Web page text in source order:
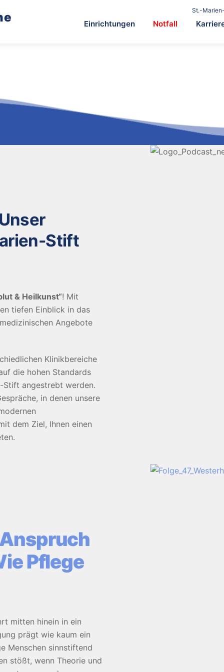
St.-
Einrichtungen Notfall
Stift
& Heilkunst“! Mit
tiefen Einblick in das
Angebote
Klinikbereiche
die hohen Standards
Stift angestrebt werden.
in denen unsere
dem Ziel, Ihnen einen
Pflege
mitten hinein in ein
prägt wie kaum ein
Menschen sinnstiftend
stößt, wenn Theorie und